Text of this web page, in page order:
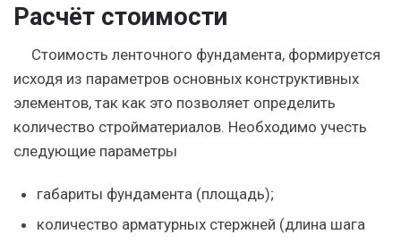
Расчёт стоимости
Стоимость ленточного фундамента, формируется
исходя из параметров основных конструктивных
элементов, так как это позволяет определить
количество стройматериалов. Необходимо учесть
следующие параметры
габариты фундамента (площадь);
количество арматурных стержней (длина шага